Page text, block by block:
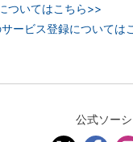
ついてはこちら>>
ービス登録については
公式ソー